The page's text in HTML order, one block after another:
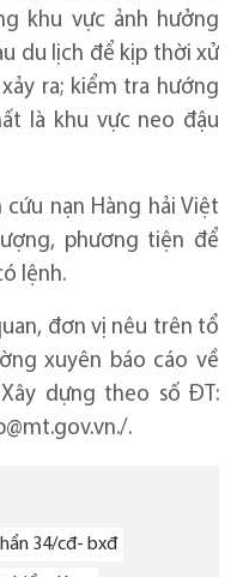
khu vực ảnh hưởng
du lịch để kịp thời xử
ra; kiểm tra hướng
là khu vực neo đậu
nạn Hàng hải Việt
phương tiện để
lệnh.
đơn vị nêu trên tổ
xuyên báo cáo về
Xây dựng theo số ĐT:
.
34/cđ- bxđ